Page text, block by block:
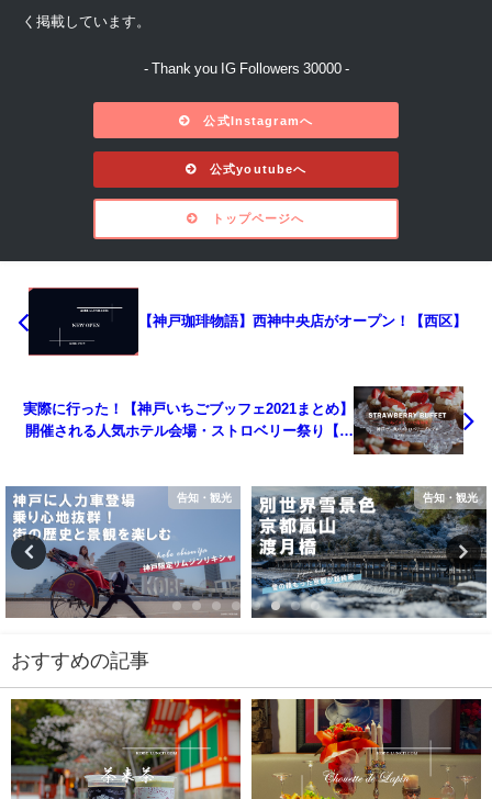
く掲載しています。
- Thank you IG Followers 30000 -
公式Instagramへ
公式youtubeへ
トップページへ
【神戸珈琲物語】西神中央店がオープン！【西区】
実際に行った！【神戸いちごブッフェ2021まとめ】
開催される人気ホテル会場・ストロベリー祭り【三
告知・観光 告知・観光
おすすめの記事